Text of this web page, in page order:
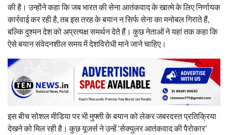
की है। उन्होंने कहा कि जब भारत की सेना आतंकवाद के खात्मे के लिए निर्णायक
कार्रवाई कर रही है, तब इस तरह के बयान न सिर्फ सेना का मनोबल गिराते हैं,
बल्कि दुश्मन देश को अप्रत्यक्ष समर्थन देते हैं। कुछ नेताओं ने यहां तक कहा कि
ऐसे बयान संवेदनशील समय में देशविरोधी माने जाने चाहिए।
इस बीच सोशल मीडिया पर भी मुफ्ती के बयान को लेकर जबरदस्त प्रतिक्रिया
देखने को मिल रही है। कुछ यूजर्स ने उन्हें ‘सेक्युलर आतंकवाद की पैरोकार’